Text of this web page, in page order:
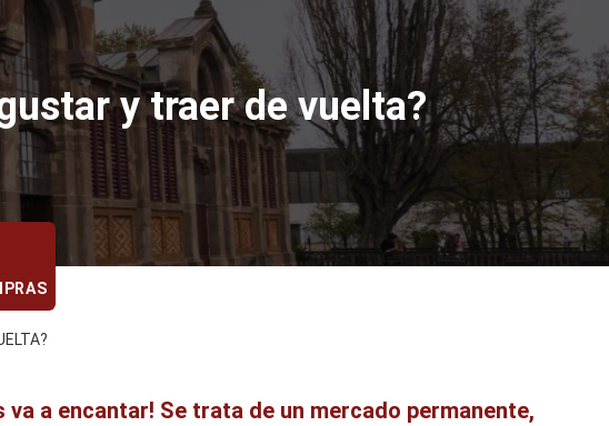
y traer de vuelta?
va a encantar! Se trata de un mercado permanente,